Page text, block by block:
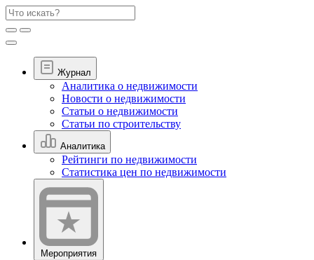
Журнал
Аналитика о недвижимости
Новости о недвижимости
Статьи о недвижимости
Статьи по строительству
Аналитика
Рейтинги по недвижимости
Статистика цен по недвижимости
Мероприятия